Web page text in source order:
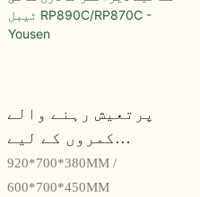
پرتعیش رہنے والے
کمروں کے لیے
ڈیزائنر ماڈرن کافی
ٹیبل RP890C/RP870C -
920*700*380MM /
600*700*450MM